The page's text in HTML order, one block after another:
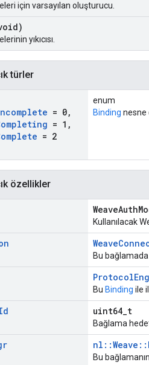
için varsayılan oluşturucu.
yıkıcısı.
türler
= 0,
= 1 ,
= 2
enum
Binding nesne
özellikler
Kullanılacak
Bu
Bu Binding ile
uint64_t
Bağlama
Bu